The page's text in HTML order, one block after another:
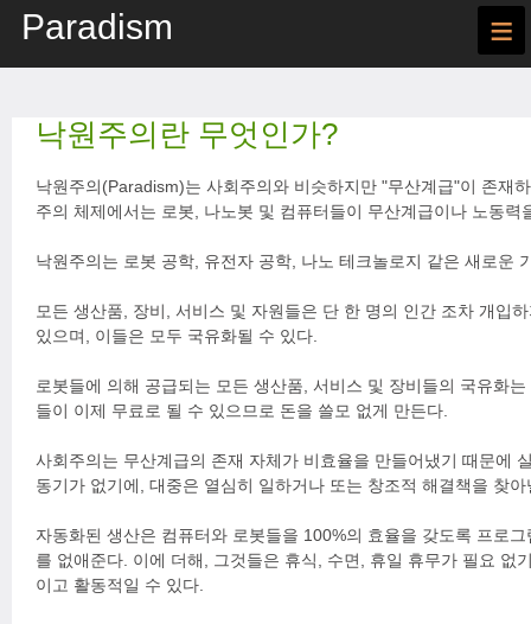
Paradism ≡
낙원주의란 무엇인가?
낙원주의(Paradism)는 사회주의와 비슷하지만 "무산계급"이 존재
주의 체제에서는 로봇, 나노봇 및 컴퓨터들이 무산계급이나 노동력
낙원주의는 로봇 공학, 유전자 공학, 나노 테크놀로지 같은 새로운
모든 생산품, 장비, 서비스 및 자원들은 단 한 명의 인간 조차 개입
있으며, 이들은 모두 국유화될 수 있다.
로봇들에 의해 공급되는 모든 생산품, 서비스 및 장비들의 국유화
들이 이제 무료로 될 수 있으므로 돈을 쓸모 없게 만든다.
사회주의는 무산계급의 존재 자체가 비효율을 만들어냈기 때문에
동기가 없기에, 대중은 열심히 일하거나 또는 창조적 해결책을 찾
자동화된 생산은 컴퓨터와 로봇들을 100%의 효율을 갖도록 프로
를 없애준다. 이에 더해, 그것들은 휴식, 수면, 휴일 휴무가 필요 없
이고 활동적일 수 있다.